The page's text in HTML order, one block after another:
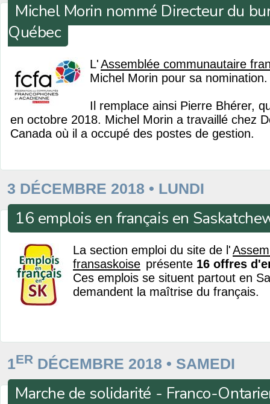
Michel Morin nommé Directeur du
Québec
L'Assemblée communautaire
Michel Morin pour sa nomination.
Il remplace ainsi Pierre Bhérer,
en octobre 2018. Michel Morin a travaillé chez
Canada où il a occupé des postes de gestion.
3 DÉCEMBRE 2018 • LUNDI
16 emplois en français en
La section emploi du site de l'
fransaskoise présente 16 offres
Ces emplois se situent partout en
demandent la maîtrise du français.
1ER DÉCEMBRE 2018 • SAMEDI
Marche de solidarité - Franco-